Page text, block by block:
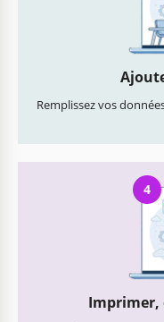
Remplissez vos
4
Imprimer,